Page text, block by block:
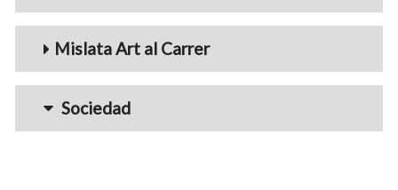
Mislata Art al Carrer
Sociedad